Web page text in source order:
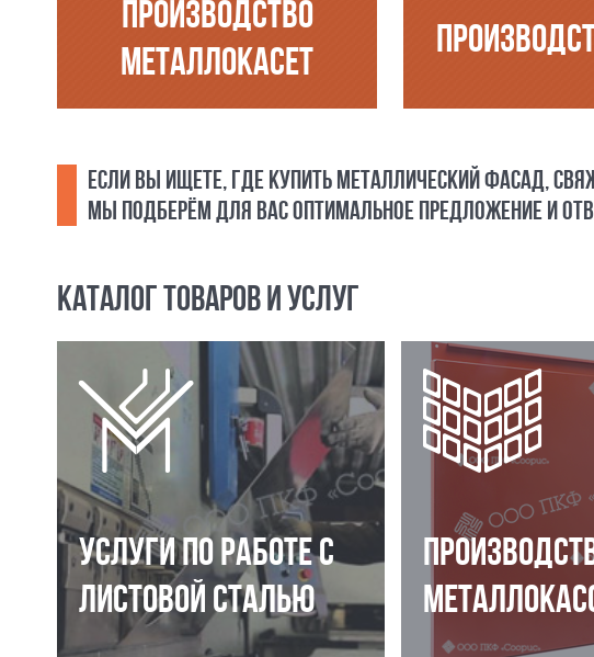
ПРОИЗВОДСТВО
МЕТАЛЛОКАСЕТ
ЕСЛИ ВЫ ИЩЕТЕ, ГДЕ КУПИТЬ МЕТАЛЛИЧЕСКИЙ ФАСАД,
МЫ ПОДБЕРЁМ ДЛЯ ВАС ОПТИМАЛЬНОЕ ПРЕДЛОЖЕНИЕ И
КАТАЛОГ ТОВАРОВ И УСЛУГ
УСЛУГИ ПО РАБОТЕ С
ЛИСТОВОЙ СТАЛЬЮ